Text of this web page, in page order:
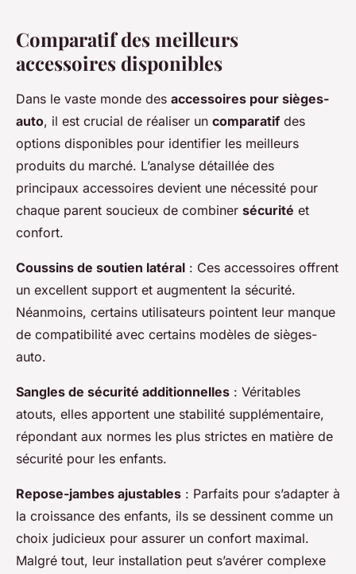
Comparatif des meilleurs
accessoires disponibles
Dans le vaste monde des accessoires pour sièges-
auto, il est crucial de réaliser un comparatif des
options disponibles pour identifier les meilleurs
produits du marché. L’analyse détaillée des
principaux accessoires devient une nécessité pour
chaque parent soucieux de combiner sécurité et
confort.
Coussins de soutien latéral : Ces accessoires offrent
un excellent support et augmentent la sécurité.
Néanmoins, certains utilisateurs pointent leur manque
de compatibilité avec certains modèles de sièges-
auto.
Sangles de sécurité additionnelles : Véritables
atouts, elles apportent une stabilité supplémentaire,
répondant aux normes les plus strictes en matière de
sécurité pour les enfants.
Repose-jambes ajustables : Parfaits pour s’adapter à
la croissance des enfants, ils se dessinent comme un
choix judicieux pour assurer un confort maximal.
Malgré tout, leur installation peut s’avérer complexe